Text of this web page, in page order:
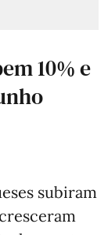
10% e
subiram